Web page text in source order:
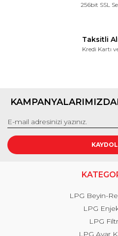
256bit SSL
Taksitli
Kredi Kartı
KAYDOL
LPG Beyin-
LPG
LPG
LPG Ayar